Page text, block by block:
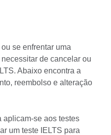
se enfrentar uma
de cancelar ou
Abaixo encontra a
reembolso e alteração
aplicam-se aos testes
um teste IELTS para